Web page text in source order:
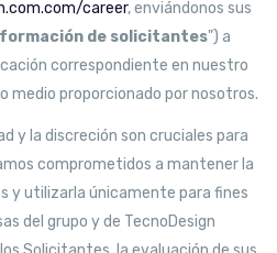
career, enviándonos sus
de solicitantes") a
correspondiente en nuestro
medio proporcionado por nosotros.
y la discreción son cruciales para
comprometidos a mantener la
y utilizarla únicamente para fines
del grupo y de TecnoDesign